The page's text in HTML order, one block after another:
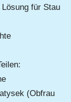
für Stau
(Obfrau